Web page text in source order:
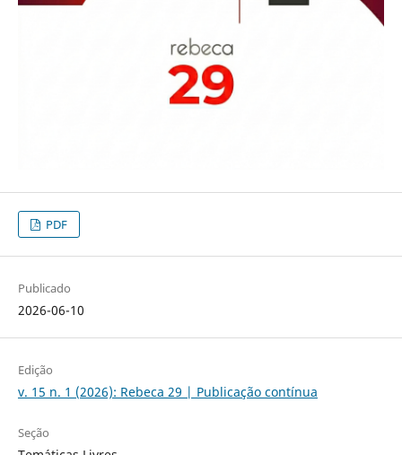
PDF
Publicado
2026-06-10
Edição
v. 15 n. 1 (2026): Rebeca 29 | Publicação contínua
Seção